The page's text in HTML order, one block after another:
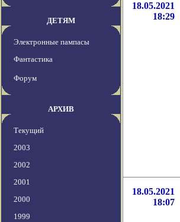
ДЕТЯМ
Электронные пампасы
Фантастика
Форум
АРХИВ
Текущий
2003
2002
2001
2000
1999
18.05.2021
18:29
18.05.2021
18:07